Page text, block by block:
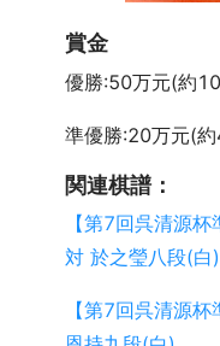
賞金
優勝:50万元(約
準優勝:20万元(
関連棋譜：
【第7回呉清源
対 於之瑩八段(白)
【第7回呉清源